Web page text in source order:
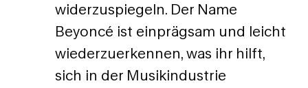
widerzuspiegeln. Der Name
Beyoncé ist einprägsam und leicht
wiederzuerkennen, was ihr hilft,
sich in der Musikindustrie